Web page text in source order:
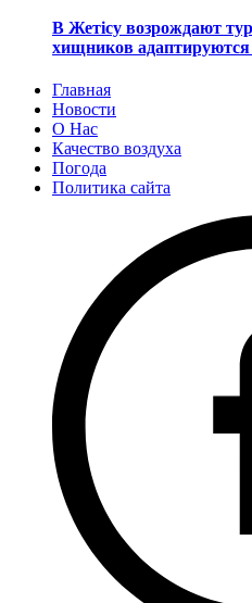
В Жетісу возрождают
хищников
Главная
Новости
О Нас
Качество воздуха
Погода
Политика сайта